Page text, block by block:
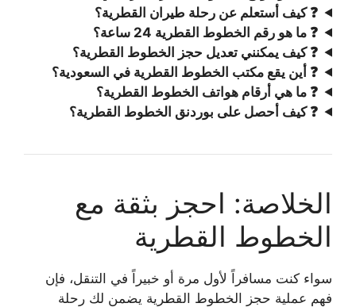
❓ كيف أستعلم عن رحلة طيران القطرية؟
❓ ما هو رقم الخطوط القطرية 24 ساعة؟
❓ كيف يمكنني تعديل حجز الخطوط القطرية؟
❓ أين يقع مكتب الخطوط القطرية في السعودية؟
❓ ما هي أرقام هواتف الخطوط القطرية؟
❓ كيف أحصل على بوردنق الخطوط القطرية؟
الخلاصة: احجز بثقة مع
الخطوط القطرية
سواء كنت مسافراً لأول مرة أو خبيراً في التنقل، فإن
فهم عملية حجز الخطوط القطرية يضمن لك رحلة